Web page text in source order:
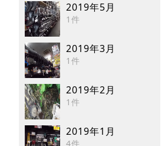
2019年5月
1件
2019年3月
1件
2019年2月
1件
2019年1月
4件